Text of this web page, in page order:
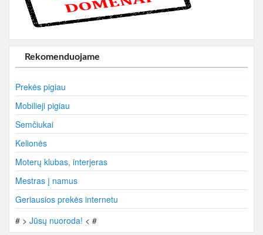
Rekomenduojame
Prekės pigiau
Mobilieji pigiau
Semčiukai
Kelionės
Moterų klubas, interjeras
Mestras į namus
Geriausios prekės internetu
# > Jūsų nuoroda! < #